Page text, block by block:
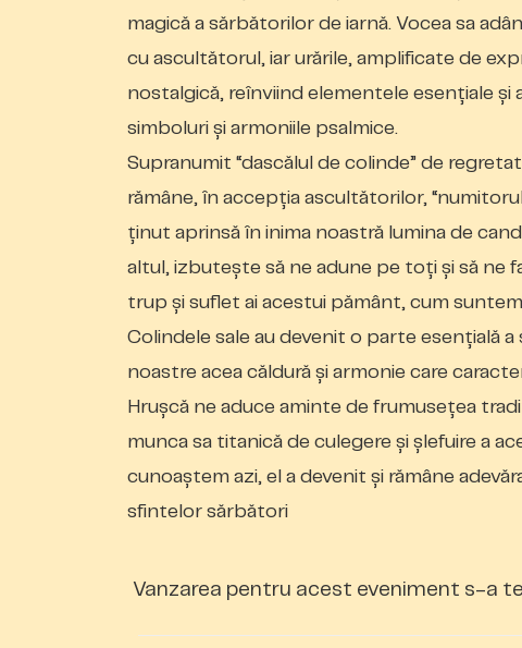
magică a sărbătorilor de iarnă. Vocea sa
cu ascultătorul, iar urările, amplificate de
nostalgică, reînviind elementele esențiale
simboluri și armoniile psalmice.
Supranumit “dascălul de colinde” de
rămâne, în accepţia ascultătorilor,
ţinut aprinsă în inima noastră lumina de
altul, izbutește să ne adune pe toţi și să ne
trup și suflet ai acestui pământ, cum
Colindele sale au devenit o parte esențială
noastre acea căldură și armonie care
Hrușcă ne aduce aminte de frumusețea
munca sa titanică de culegere și șlefuire a
cunoaștem azi, el a devenit și rămâne
sfintelor sărbători
Vanzarea pentru acest eveniment s-a